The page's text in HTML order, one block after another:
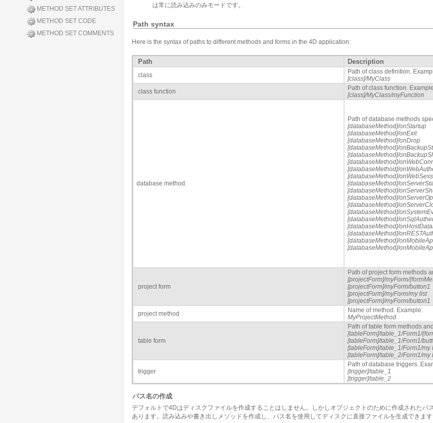
METHOD SET ATTRIBUTES
METHOD SET CODE
METHOD SET COMMENTS
は常に読み込みのみモードです。
Path syntax
Here is the syntax of paths to different methods and forms in the 4D application:
Path Description
class
Path of class definition.
[class]/MyClass
class function
Path of class function.
[class]/MyClass/myFunction
database method
Path of database methods
[databaseMethod]/onStartup
[databaseMethod]/onExit
[databaseMethod]/onDrop
[databaseMethod]/
[databaseMethod]/
[databaseMethod]/
[databaseMethod]/
[databaseMethod]/
[databaseMethod]/
[databaseMethod]/
[databaseMethod]/
[databaseMethod]/
[databaseMethod]/
[databaseMethod]/
[databaseMethod]/
[databaseMethod]/
[databaseMethod]/
[databaseMethod]/
project form
Path of project form methods
[projectForm]/myForm/
[projectForm]/myForm/button1
[projectForm]/myForm/my list
[projectForm]/myForm/button1
project method
Name of method. Example:
MyProjectMethod
table form
Path of table form methods
[tableForm]/table_1/Form1/
[tableForm]/table_1/Form1/
[tableForm]/table_1/Form1/my
[tableForm]/table_2/Form1/my
trigger
Path of database triggers.
[trigger]/table_1
[trigger]/table_2
パス名の作成
デフォルトで4Dはディスクファイルを作成することはしません。しかしオブジェクトのために作成されたパ
あります。読み込みや書き出しメソッドを作成し、パス名を使用してディスクに直接ファイルを生成できます